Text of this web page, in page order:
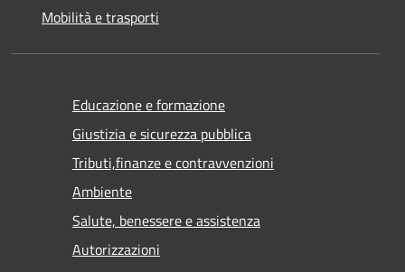
Mobilità e trasporti
Educazione e formazione
Giustizia e sicurezza pubblica
Tributi,finanze e contravvenzioni
Ambiente
Salute, benessere e assistenza
Autorizzazioni